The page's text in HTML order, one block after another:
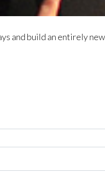
and build an entirely